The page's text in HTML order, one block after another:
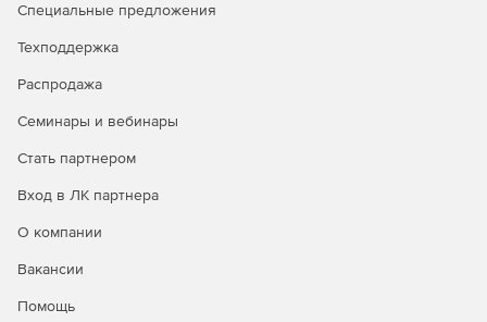
Специальные предложения
Техподдержка
Распродажа
Семинары и вебинары
Стать партнером
Вход в ЛК партнера
О компании
Вакансии
Помощь